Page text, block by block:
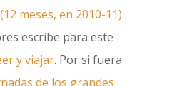
meses, en 2010-11).
escribe para este
y viajar. Por si fuera
de los grandes